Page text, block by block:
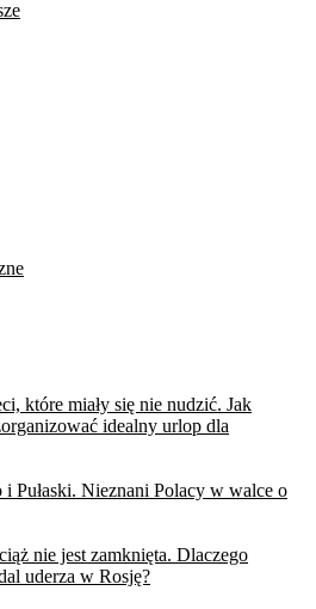
które miały się nie nudzić. Jak
idealny urlop dla
Pułaski. Nieznani Polacy w walce o
nie jest zamknięta. Dlaczego
uderza w Rosję?